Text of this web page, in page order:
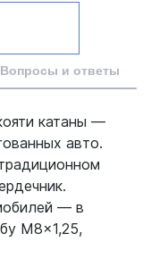
Вопросы и ответы
катаны —
авто.
— в
М8×1,25,